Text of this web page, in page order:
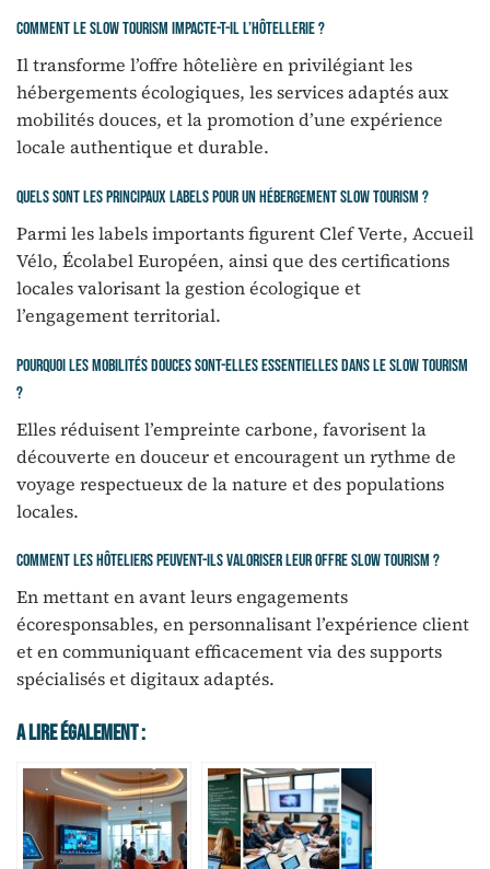
Comment le slow tourism impacte-t-il l’hôtellerie ?
Il transforme l’offre hôtelière en privilégiant les
hébergements écologiques, les services adaptés aux
mobilités douces, et la promotion d’une expérience
locale authentique et durable.
Quels sont les principaux labels pour un hébergement slow tourism ?
Parmi les labels importants figurent Clef Verte, Accueil
Vélo, Écolabel Européen, ainsi que des certifications
locales valorisant la gestion écologique et
l’engagement territorial.
Pourquoi les mobilités douces sont-elles essentielles dans le slow tourism
?
Elles réduisent l’empreinte carbone, favorisent la
découverte en douceur et encouragent un rythme de
voyage respectueux de la nature et des populations
locales.
Comment les hôteliers peuvent-ils valoriser leur offre slow tourism ?
En mettant en avant leurs engagements
écoresponsables, en personnalisant l’expérience client
et en communiquant efficacement via des supports
spécialisés et digitaux adaptés.
A Lire Également :